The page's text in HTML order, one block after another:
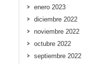
enero 2023
diciembre 2022
noviembre 2022
octubre 2022
septiembre 2022